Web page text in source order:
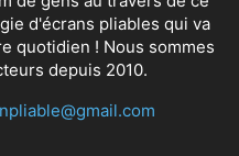
d'écrans pliables qui va
quotidien ! Nous sommes
depuis 2010.